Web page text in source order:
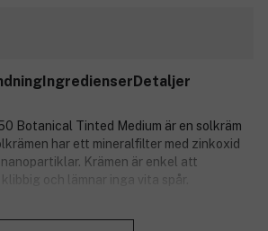
IngredienserDetaljer
Botanical Tinted Medium är en solkräm
har ett mineralfilter med zinkoxid
Krämen är enkel att
och lämnar inga vita spår.